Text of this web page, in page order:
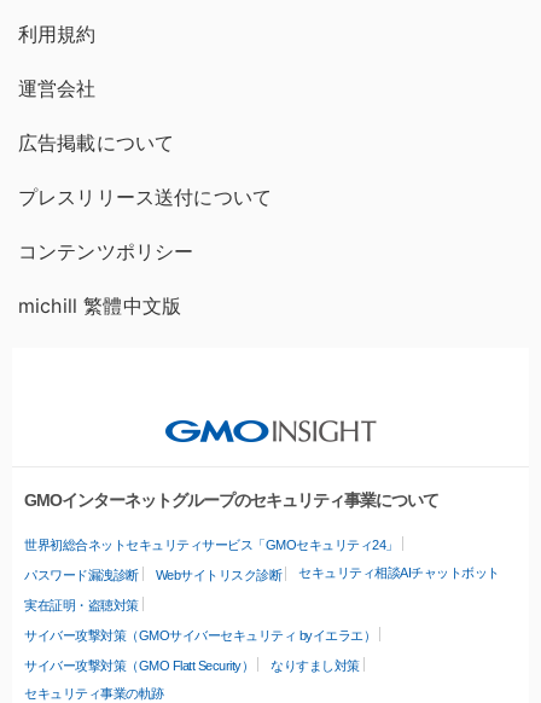
利用規約
運営会社
広告掲載について
プレスリリース送付について
コンテンツポリシー
michill 繁體中文版
GMOインターネットグループのセキュリティ事業について
世界初総合ネットセキュリティサービス「GMOセキュリティ24」
パスワード漏洩診断 Webサイトリスク診断 セキュリティ相談AIチャットボット
実在証明・盗聴対策
サイバー攻撃対策（GMOサイバーセキュリティ byイエラエ）
サイバー攻撃対策（GMO Flatt Security）
なりすまし対策
セキュリティ事業の軌跡